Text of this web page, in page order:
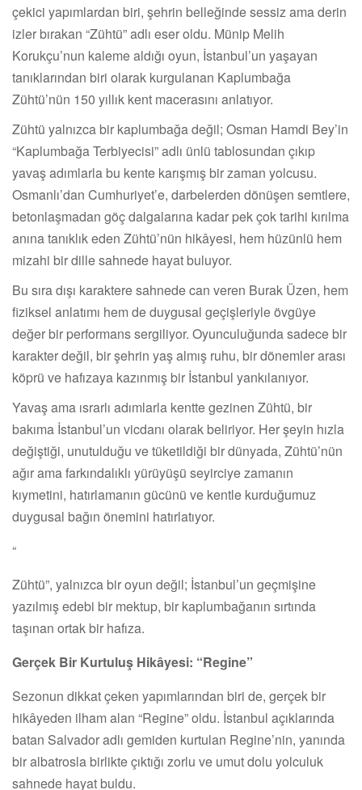
çekici yapımlardan biri, şehrin belleğinde sessiz ama derin
izler bırakan “Zühtü” adlı eser oldu. Münip Melih
Korukçu’nun kaleme aldığı oyun, İstanbul’un yaşayan
tanıklarından biri olarak kurgulanan Kaplumbağa
Zühtü’nün 150 yıllık kent macerasını anlatıyor.
Zühtü yalnızca bir kaplumbağa değil; Osman Hamdi Bey’in
“Kaplumbağa Terbiyecisi” adlı ünlü tablosundan çıkıp
yavaş adımlarla bu kente karışmış bir zaman yolcusu.
Osmanlı’dan Cumhuriyet’e, darbelerden dönüşen semtlere,
betonlaşmadan göç dalgalarına kadar pek çok tarihi kırılma
anına tanıklık eden Zühtü’nün hikâyesi, hem hüzünlü hem
mizahi bir dille sahnede hayat buluyor.
Bu sıra dışı karaktere sahnede can veren Burak Üzen, hem
fiziksel anlatımı hem de duygusal geçişleriyle övgüye
değer bir performans sergiliyor. Oyunculuğunda sadece bir
karakter değil, bir şehrin yaş almış ruhu, bir dönemler arası
köprü ve hafızaya kazınmış bir İstanbul yankılanıyor.
Yavaş ama ısrarlı adımlarla kentte gezinen Zühtü, bir
bakıma İstanbul’un vicdanı olarak beliriyor. Her şeyin hızla
değiştiği, unutulduğu ve tüketildiği bir dünyada, Zühtü’nün
ağır ama farkındalıklı yürüyüşü seyirciye zamanın
kıymetini, hatırlamanın gücünü ve kentle kurduğumuz
duygusal bağın önemini hatırlatıyor.
“
Zühtü”, yalnızca bir oyun değil; İstanbul’un geçmişine
yazılmış edebi bir mektup, bir kaplumbağanın sırtında
taşınan ortak bir hafıza.
Gerçek Bir Kurtuluş Hikâyesi: “Regine”
Sezonun dikkat çeken yapımlarından biri de, gerçek bir
hikâyeden ilham alan “Regine” oldu. İstanbul açıklarında
batan Salvador adlı gemiden kurtulan Regine’nin, yanında
bir albatrosla birlikte çıktığı zorlu ve umut dolu yolculuk
sahnede hayat buldu.